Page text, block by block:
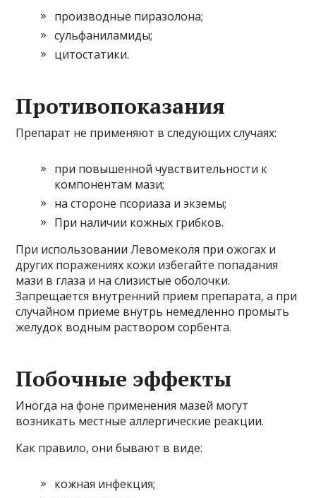
производные пиразолона;
сульфаниламиды;
цитостатики.
Противопоказания
Препарат не применяют в следующих случаях:
при повышенной чувствительности к
компонентам мази;
на стороне псориаза и экземы;
При наличии кожных грибков.
При использовании Левомеколя при ожогах и
других поражениях кожи избегайте попадания
мази в глаза и на слизистые оболочки.
Запрещается внутренний прием препарата, а при
случайном приеме внутрь немедленно промыть
желудок водным раствором сорбента.
Побочные эффекты
Иногда на фоне применения мазей могут
возникать местные аллергические реакции.
Как правило, они бывают в виде:
кожная инфекция;